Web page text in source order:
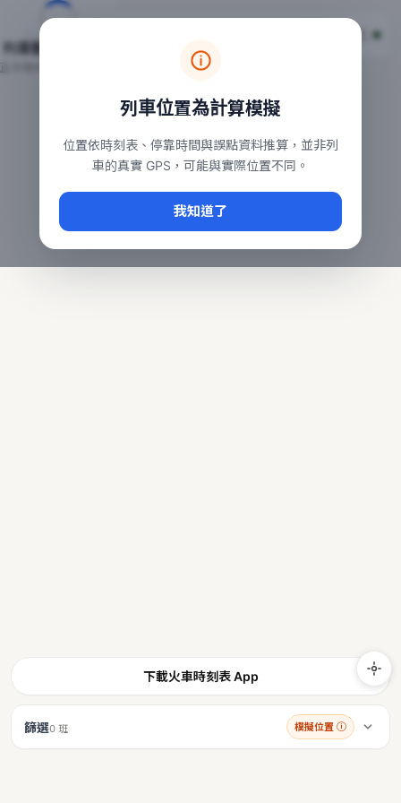
台鐵列車即時位置地圖
本頁顯示目前全台鐵運行中的列車位置，涵蓋自強、普悠瑪、
常用查詢：
、台中車站即時動態
台鐵即時動態
下載火車時刻表 App
篩選0 班 模擬位置 ⓘ
列車位置為計算模擬
位置依時刻表、停靠時間與誤點資料推算，並非列
車的真實 GPS，可能與實際位置不同。
我知道了
列車動態載入中…